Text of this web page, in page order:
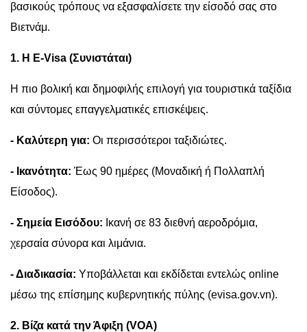
βασικούς τρόπους να εξασφαλίσετε την είσοδό σας στο
Βιετνάμ.
1. Η E-Visa (Συνιστάται)
Η πιο βολική και δημοφιλής επιλογή για τουριστικά ταξίδια
και σύντομες επαγγελματικές επισκέψεις.
- Καλύτερη για: Οι περισσότεροι ταξιδιώτες.
- Ικανότητα: Έως 90 ημέρες (Μοναδική ή Πολλαπλή
Είσοδος).
- Σημεία Εισόδου: Ικανή σε 83 διεθνή αεροδρόμια,
χερσαία σύνορα και λιμάνια.
- Διαδικασία: Υποβάλλεται και εκδίδεται εντελώς online
μέσω της επίσημης κυβερνητικής πύλης (evisa.gov.vn).
2. Βίζα κατά την Άφιξη (VOA)